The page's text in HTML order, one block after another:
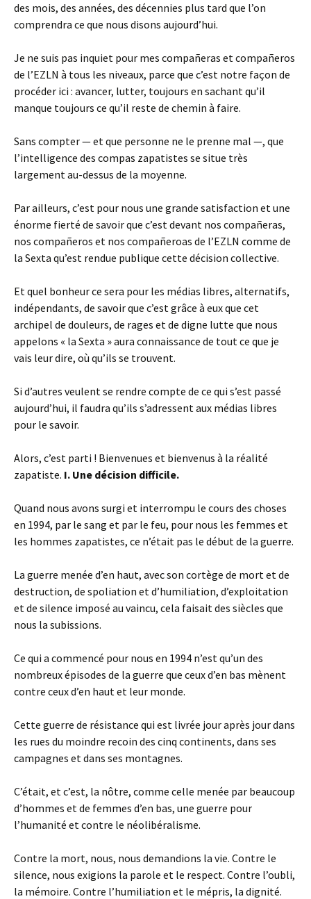
des mois, des années, des décennies plus tard que l’on
comprendra ce que nous disons aujourd’hui.
Je ne suis pas inquiet pour mes compañeras et compañeros
de l’EZLN à tous les niveaux, parce que c’est notre façon de
procéder ici : avancer, lutter, toujours en sachant qu’il
manque toujours ce qu’il reste de chemin à faire.
Sans compter — et que personne ne le prenne mal —, que
l’intelligence des compas zapatistes se situe très
largement au-dessus de la moyenne.
Par ailleurs, c’est pour nous une grande satisfaction et une
énorme fierté de savoir que c’est devant nos compañeras,
nos compañeros et nos compañeroas de l’EZLN comme de
la Sexta qu’est rendue publique cette décision collective.
Et quel bonheur ce sera pour les médias libres, alternatifs,
indépendants, de savoir que c’est grâce à eux que cet
archipel de douleurs, de rages et de digne lutte que nous
appelons « la Sexta » aura connaissance de tout ce que je
vais leur dire, où qu’ils se trouvent.
Si d’autres veulent se rendre compte de ce qui s’est passé
aujourd’hui, il faudra qu’ils s’adressent aux médias libres
pour le savoir.
Alors, c’est parti ! Bienvenues et bienvenus à la réalité
zapatiste. I. Une décision difficile.
Quand nous avons surgi et interrompu le cours des choses
en 1994, par le sang et par le feu, pour nous les femmes et
les hommes zapatistes, ce n’était pas le début de la guerre.
La guerre menée d’en haut, avec son cortège de mort et de
destruction, de spoliation et d’humiliation, d’exploitation
et de silence imposé au vaincu, cela faisait des siècles que
nous la subissions.
Ce qui a commencé pour nous en 1994 n’est qu’un des
nombreux épisodes de la guerre que ceux d’en bas mènent
contre ceux d’en haut et leur monde.
Cette guerre de résistance qui est livrée jour après jour dans
les rues du moindre recoin des cinq continents, dans ses
campagnes et dans ses montagnes.
C’était, et c’est, la nôtre, comme celle menée par beaucoup
d’hommes et de femmes d’en bas, une guerre pour
l’humanité et contre le néolibéralisme.
Contre la mort, nous, nous demandions la vie. Contre le
silence, nous exigions la parole et le respect. Contre l’oubli,
la mémoire. Contre l’humiliation et le mépris, la dignité.